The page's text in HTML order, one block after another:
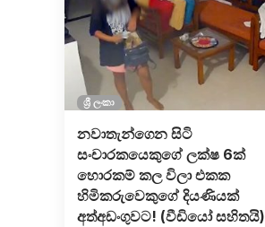
ශ්‍රී ලංකා
නවාතැන්ගෙන සිටි
සංචාරකයෙකුගේ ලක්ෂ 6ක්
හොරකම් කල විලා එකක
හිමිකරුවෙකුගේ දියණියක්
අත්අඩංගුවට! (වීඩියෝ සහිතයි)